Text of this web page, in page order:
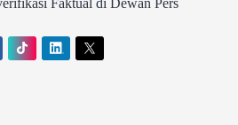
Faktual di Dewan Pers